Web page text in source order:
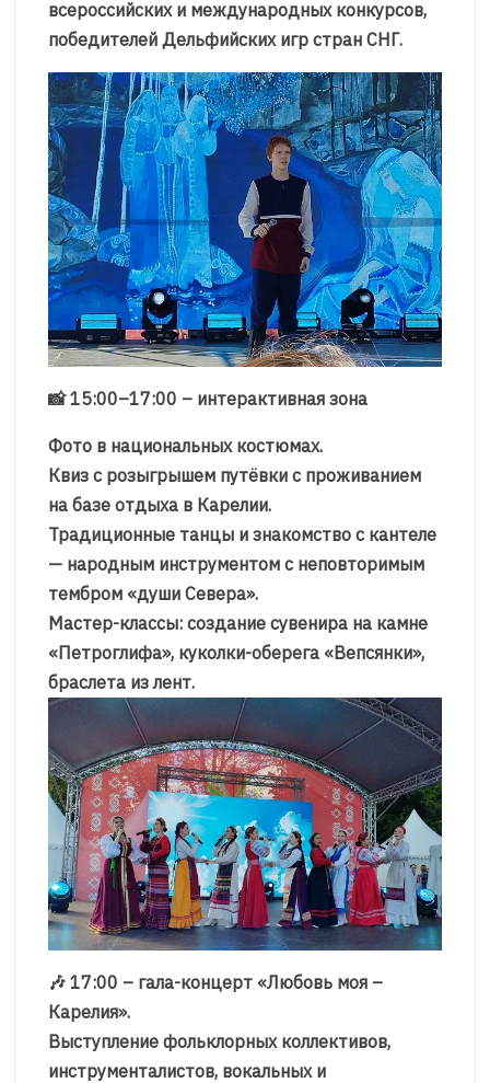
всероссийских и международных конкурсов,
победителей Дельфийских игр стран СНГ.
📸 15:00–17:00 – интерактивная зона
Фото в национальных костюмах.
Квиз с розыгрышем путёвки с проживанием
на базе отдыха в Карелии.
Традиционные танцы и знакомство с кантеле
— народным инструментом с неповторимым
тембром «души Севера».
Мастер-классы: создание сувенира на камне
«Петроглифа», куколки-оберега «Вепсянки»,
браслета из лент.
🎶 17:00 – гала-концерт «Любовь моя –
Карелия».
Выступление фольклорных коллективов,
инструменталистов, вокальных и